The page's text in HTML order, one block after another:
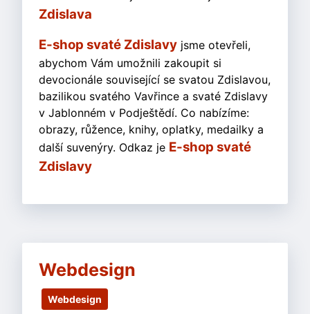
Zdislava
E-shop svaté Zdislavy jsme otevřeli,
abychom Vám umožnili zakoupit si
devocionále související se svatou Zdislavou,
bazilikou svatého Vavřince a svaté Zdislavy
v Jablonném v Podještědí. Co nabízíme:
obrazy, růžence, knihy, oplatky, medailky a
další suvenýry. Odkaz je E-shop svaté
Zdislavy
Webdesign
Webdesign